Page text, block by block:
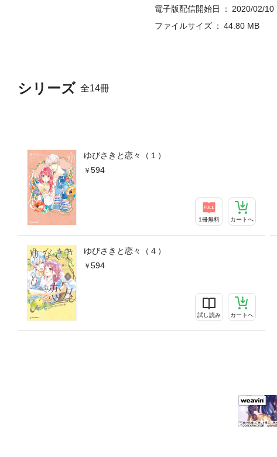
シリーズ 全14冊
ゆびさきと恋々（１）
594
1冊無料 カートへ
ゆびさきと恋々（４）
594
試し読み カートへ
電子版配信開始日
2020/02/10
ファイルサイズ
44.80 MB